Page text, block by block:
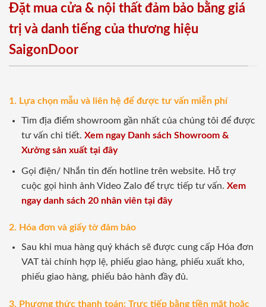
Đặt mua cửa & nội thất đảm bảo bằng giá
trị và danh tiếng của thương hiệu
SaigonDoor
1. Lựa chọn mẫu và liên hệ để được tư vấn miễn phí
Tìm địa điểm showroom gần nhất của chúng tôi để được
tư vấn chi tiết. Xem ngay Danh sách Showroom &
Xưởng sản xuất tại đây
Gọi điện/ Nhắn tin đến hotline trên website. Hỗ trợ
cuộc gọi hình ảnh Video Zalo để trực tiếp tư vấn. Xem
ngay danh sách 20 nhân viên tại đây
2. Hóa đơn và giấy tờ đảm bảo
Sau khi mua hàng quý khách sẽ được cung cấp Hóa đơn
VAT tài chính hợp lệ, phiếu giao hàng, phiếu xuất kho,
phiếu giao hàng, phiếu bảo hành đầy đủ.
3. Phương thức thanh toán: Trực tiếp bằng tiền mặt hoặc